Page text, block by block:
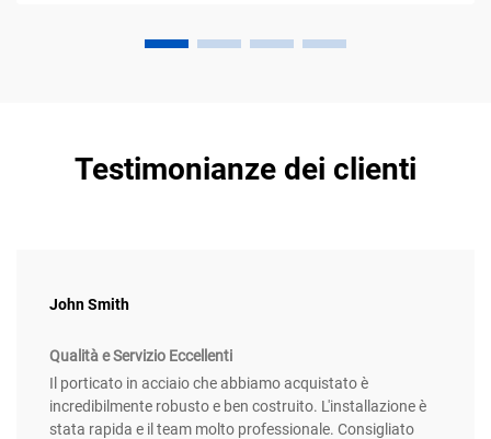
Testimonianze dei clienti
John Smith
Qualità e Servizio Eccellenti
Il porticato in acciaio che abbiamo acquistato è
incredibilmente robusto e ben costruito. L'installazione è
stata rapida e il team molto professionale. Consigliato